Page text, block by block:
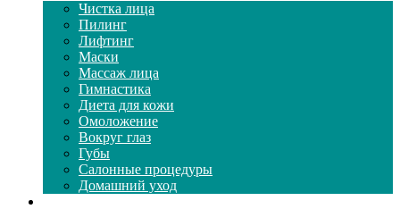
Чистка лица
Пилинг
Лифтинг
Маски
Массаж лица
Гимнастика
Диета для кожи
Омоложение
Вокруг глаз
Губы
Салонные процедуры
Домашний уход